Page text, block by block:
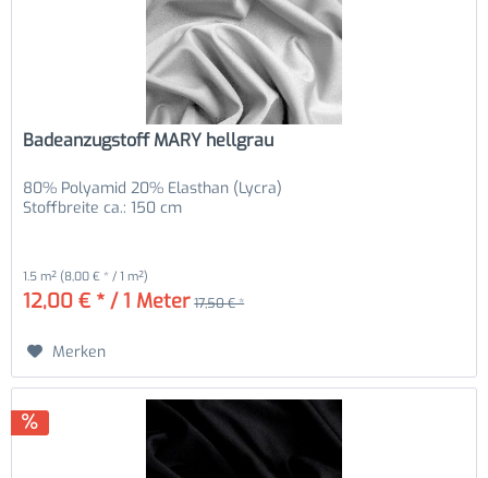
Badeanzugstoff MARY hellgrau
80% Polyamid 20% Elasthan (Lycra)
Stoffbreite ca.: 150 cm
1.5 m² (8,00 € * / 1 m²)
12,00 € * / 1 Meter 17,50 € *
Merken